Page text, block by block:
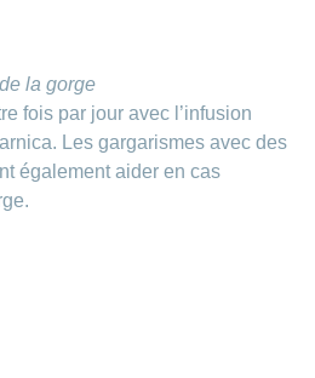
la gorge
fois par jour avec l’infusion
Les gargarismes avec des
également aider en cas